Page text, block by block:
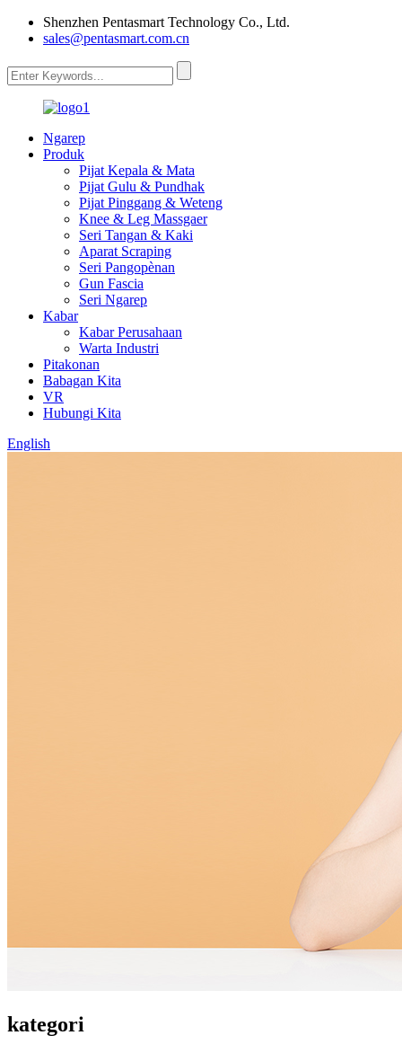
Shenzhen Pentasmart Technology Co., Ltd.
sales@pentasmart.com.cn
Ngarep
Produk
Pijat Kepala & Mata
Pijat Gulu & Pundhak
Pijat Pinggang & Weteng
Knee & Leg Massgaer
Seri Tangan & Kaki
Aparat Scraping
Seri Pangopènan
Gun Fascia
Seri Ngarep
Kabar
Kabar Perusahaan
Warta Industri
Pitakonan
Babagan Kita
VR
Hubungi Kita
English
kategori